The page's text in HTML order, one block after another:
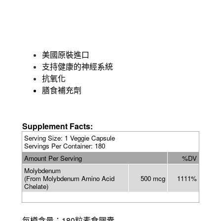
美國原裝進口
支持健康的神經系統
抗氧化
膳食補充劑
Supplement Facts:
Serving Size: 1 Veggie Capsule
Servings Per Container: 180
Amount Per Serving
%DV
Molybdenum
(From Molybdenum Amino Acid
Chelate)
500 mcg 1111%